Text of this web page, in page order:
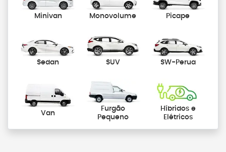
Minivan Monovolume Picape
Sedan SUV SW-Perua
Van
Furgão
Pequeno
Híbridos e
Elétricos